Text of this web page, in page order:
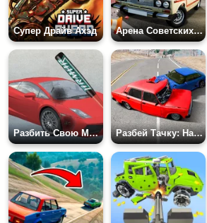
Супер Драйв Ахэд Арена Советских Машин
Разбить Свою Машину Разбей Тачку: Настоящие Аварии